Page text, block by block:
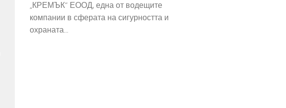
„КРЕМЪК“ ЕООД, една от водещите
компании в сферата на сигурността и
охраната...